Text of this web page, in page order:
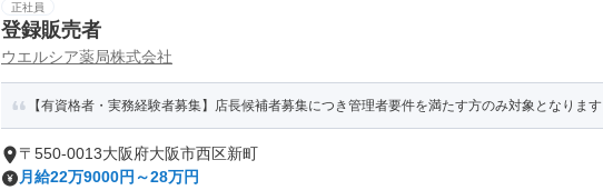
正社員
登録販売者
ウエルシア薬局株式会社
【有資格者・実務経験者募集】店長候補者募集につき管理者要件を満たす方のみ対象となります
〒550-0013大阪府大阪市西区新町
月給22万9000円～28万円